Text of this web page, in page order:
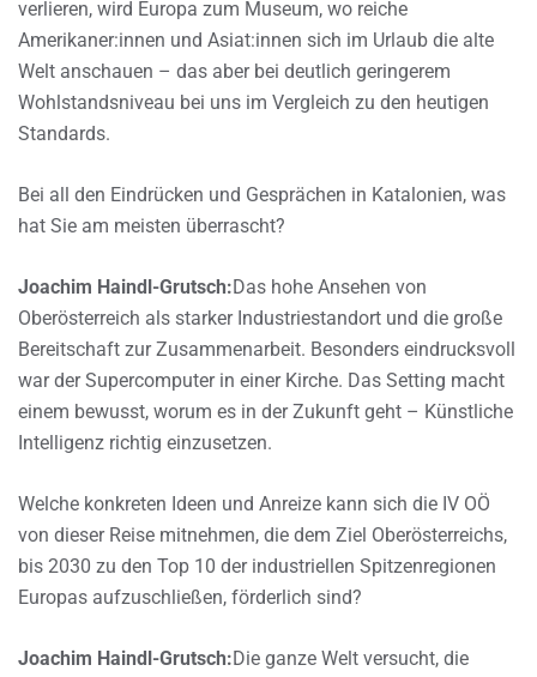
verlieren, wird Europa zum Museum, wo reiche
Amerikaner:innen und Asiat:innen sich im Urlaub die alte
Welt anschauen – das aber bei deutlich geringerem
Wohlstandsniveau bei uns im Vergleich zu den heutigen
Standards.
Bei all den Eindrücken und Gesprächen in Katalonien, was
hat Sie am meisten überrascht?
Joachim Haindl-Grutsch:Das hohe Ansehen von
Oberösterreich als starker Industriestandort und die große
Bereitschaft zur Zusammenarbeit. Besonders eindrucksvoll
war der Supercomputer in einer Kirche. Das Setting macht
einem bewusst, worum es in der Zukunft geht – Künstliche
Intelligenz richtig einzusetzen.
Welche konkreten Ideen und Anreize kann sich die IV OÖ
von dieser Reise mitnehmen, die dem Ziel Oberösterreichs,
bis 2030 zu den Top 10 der industriellen Spitzenregionen
Europas aufzuschließen, förderlich sind?
Joachim Haindl-Grutsch:Die ganze Welt versucht, die